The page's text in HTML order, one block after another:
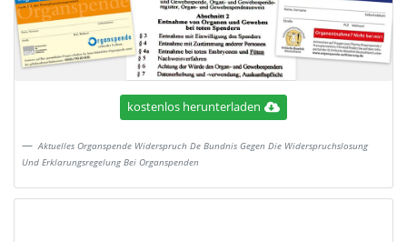
kostenlos herunterladen
Aktuelles Organspende Widerspruch De Bundnis Gegen Die Widerspruchslosung
Und Erklarungsregelung Bei Organspenden